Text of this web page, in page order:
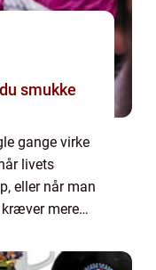
gange virke
livets
eller når man
kræver mere